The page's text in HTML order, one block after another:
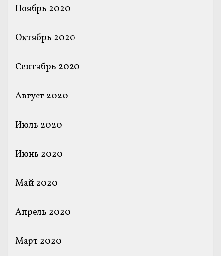
Ноябрь 2020
Октябрь 2020
Сентябрь 2020
Август 2020
Июль 2020
Июнь 2020
Май 2020
Апрель 2020
Март 2020